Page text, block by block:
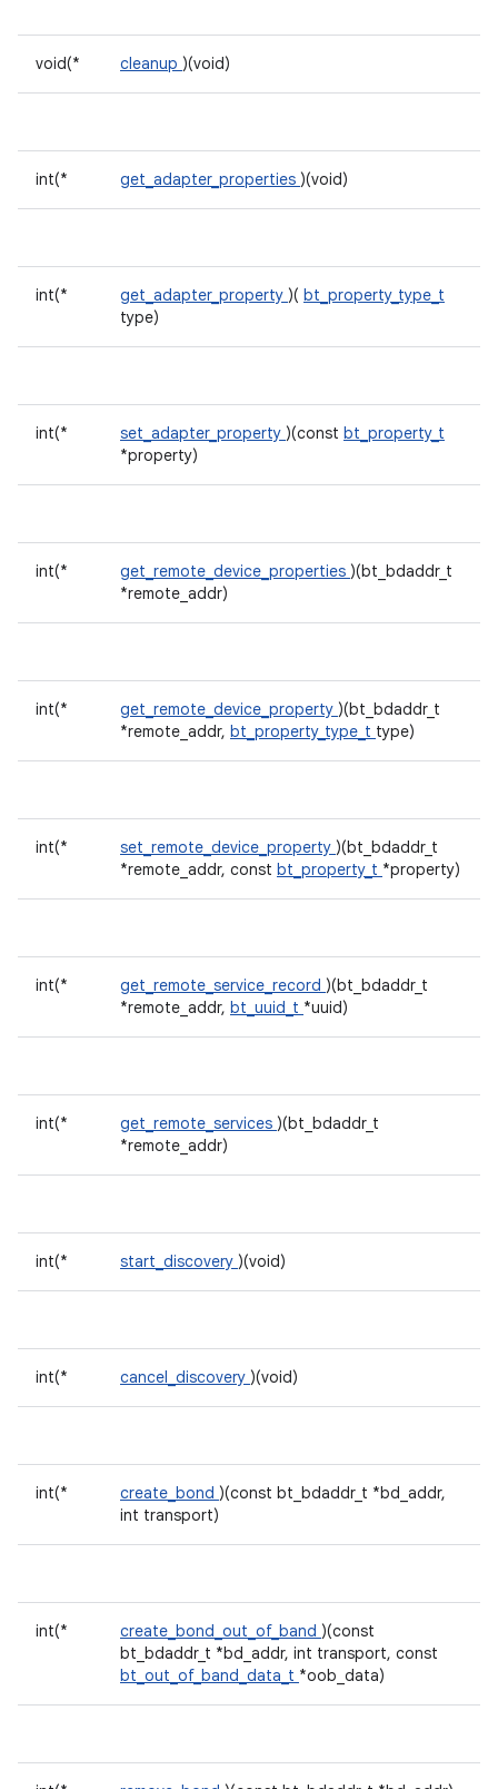
void(* cleanup )(void)
int(* get_adapter_properties )(void)
int(* get_adapter_property )( bt_property_type_t
type)
int(* set_adapter_property )(const bt_property_t
*property)
int(* get_remote_device_properties )(bt_bdaddr_t
*remote_addr)
int(* get_remote_device_property )(bt_bdaddr_t
*remote_addr, bt_property_type_t type)
int(* set_remote_device_property )(bt_bdaddr_t
*remote_addr, const bt_property_t *property)
int(* get_remote_service_record )(bt_bdaddr_t
*remote_addr, bt_uuid_t *uuid)
int(* get_remote_services )(bt_bdaddr_t
*remote_addr)
int(* start_discovery )(void)
int(* cancel_discovery )(void)
int(* create_bond )(const bt_bdaddr_t *bd_addr,
int transport)
int(* create_bond_out_of_band )(const
bt_bdaddr_t *bd_addr, int transport, const
bt_out_of_band_data_t *oob_data)